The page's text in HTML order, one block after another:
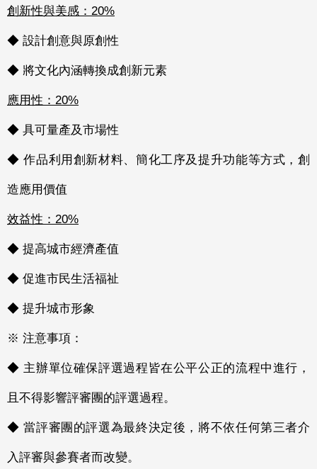
創新性與美感：20%
◆ 設計創意與原創性
◆ 將文化內涵轉換成創新元素
應用性：20%
◆ 具可量產及市場性
◆ 作品利用創新材料、簡化工序及提升功能等方式，創
造應用價值
效益性：20%
◆ 提高城市經濟產值
◆ 促進市民生活福祉
◆ 提升城市形象
※ 注意事項：
◆ 主辦單位確保評選過程皆在公平公正的流程中進行，
且不得影響評審團的評選過程。
◆ 當評審團的評選為最終決定後，將不依任何第三者介
入評審與參賽者而改變。